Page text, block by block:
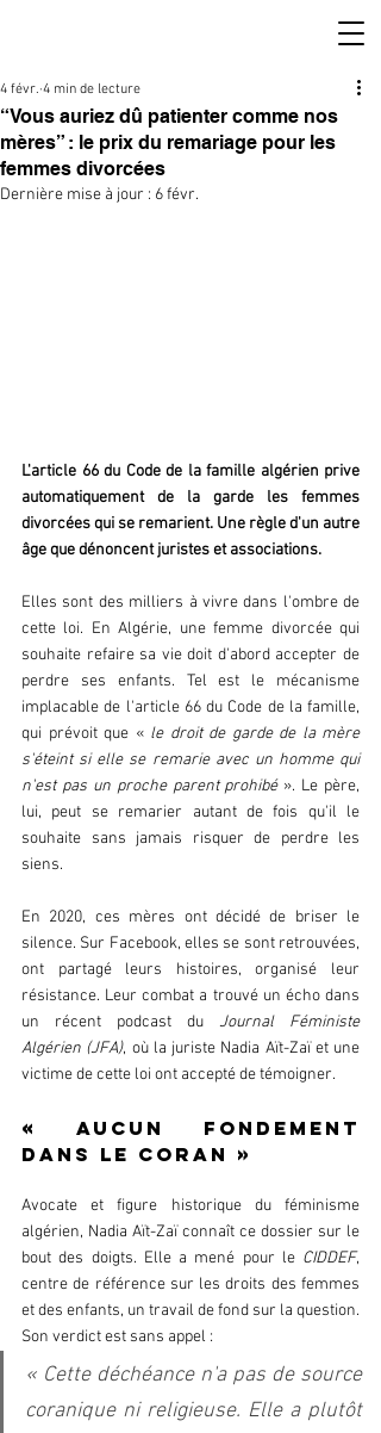
“Vous auriez dû patienter comme nos
mères” : le prix du remariage pour les
femmes divorcées
4 févr. 4 min de lecture
Dernière mise à jour : 6 févr.
L'article 66 du Code de la famille algérien prive
automatiquement de la garde les femmes
divorcées qui se remarient. Une règle d'un autre
âge que dénoncent juristes et associations.
Elles sont des milliers à vivre dans l'ombre de
cette loi. En Algérie, une femme divorcée qui
souhaite refaire sa vie doit d'abord accepter de
perdre ses enfants. Tel est le mécanisme
implacable de l'article 66 du Code de la famille,
qui prévoit que « le droit de garde de la mère
s'éteint si elle se remarie avec un homme qui
n'est pas un proche parent prohibé ». Le père,
lui, peut se remarier autant de fois qu'il le
souhaite sans jamais risquer de perdre les
siens.
En 2020, ces mères ont décidé de briser le
silence. Sur Facebook, elles se sont retrouvées,
ont partagé leurs histoires, organisé leur
résistance. Leur combat a trouvé un écho dans
un récent podcast du Journal Féministe
Algérien (JFA), où la juriste Nadia Aït-Zaï et une
victime de cette loi ont accepté de témoigner.
« Aucun fondement
dans le Coran »
Avocate et figure historique du féminisme
algérien, Nadia Aït-Zaï connaît ce dossier sur le
bout des doigts. Elle a mené pour le CIDDEF,
centre de référence sur les droits des femmes
et des enfants, un travail de fond sur la question.
Son verdict est sans appel :
« Cette déchéance n'a pas de source
coranique ni religieuse. Elle a plutôt